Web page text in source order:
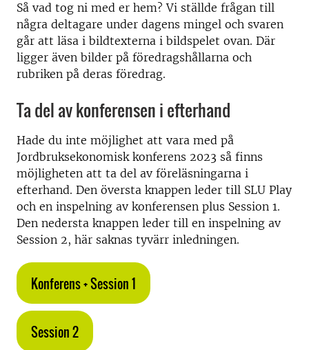
Så vad tog ni med er hem? Vi ställde frågan till
några deltagare under dagens mingel och svaren
går att läsa i bildtexterna i bildspelet ovan. Där
ligger även bilder på föredragshållarna och
rubriken på deras föredrag.
Ta del av konferensen i efterhand
Hade du inte möjlighet att vara med på
Jordbruksekonomisk konferens 2023 så finns
möjligheten att ta del av föreläsningarna i
efterhand. Den översta knappen leder till SLU Play
och en inspelning av konferensen plus Session 1.
Den nedersta knappen leder till en inspelning av
Session 2, här saknas tyvärr inledningen.
Konferens + Session 1
Session 2